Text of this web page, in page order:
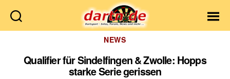
Dartn.de
Kategorien
NEWS
Qualifier für Sindelfingen & Zwolle: Hopps
starke Serie gerissen